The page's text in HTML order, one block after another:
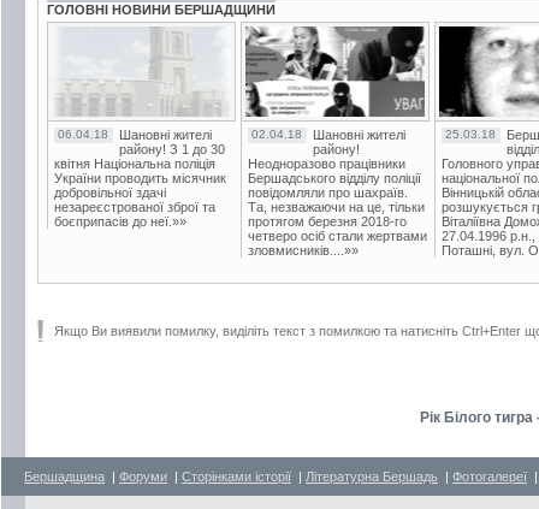
ГОЛОВНІ НОВИНИ БЕРШАДЩИНИ
06.04.18
Шановні жителі
району! З 1 до 30
квітня Національна поліція
України проводить місячник
добровільної здачі
незареєстрованої зброї та
боєприпасів до неї.»»
02.04.18
Шановні жителі
району!
Неодноразово працівники
Бершадського відділу поліції
повідомляли про шахраїв.
Та, незважаючи на це, тільки
протягом березня 2018-го
четверо осіб стали жертвами
зловмисників....»»
25.03.18
Головного
національної
Вінницькій
розшукується
Віталіївна
27.04.1996 р.н.,
Поташні, вул.
Якщо Ви виявили помилку, виділіть текст з помилкою та натисніть Ctrl+Enter
Рік Білого
Бершадщина | Форуми | Сторінками історії | Літературна Бершадь | Фотогалереї